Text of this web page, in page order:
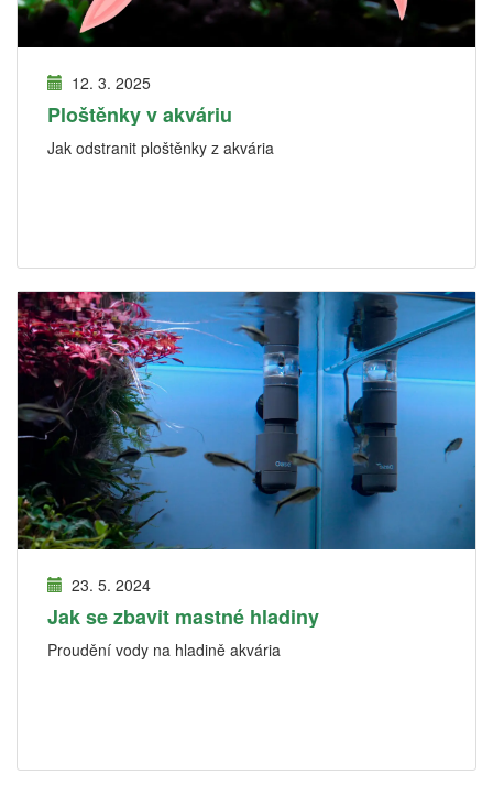
12. 3. 2025
Ploštěnky v akváriu
Jak odstranit ploštěnky z akvária
23. 5. 2024
Jak se zbavit mastné hladiny
Proudění vody na hladině akvária